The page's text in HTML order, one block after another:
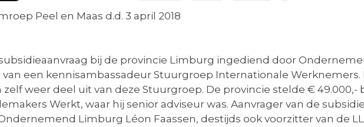
Peel en Maas d.d. 3 april 2018
bij de provincie Limburg ingediend door
een kennisambassadeur Stuurgroep Internationale Werknemers.
weer deel uit van deze Stuurgroep. De provincie stelde € 49.000,-
Werkt, waar hij senior adviseur was. Aanvrager van de
Limburg Léon Faassen, destijds ook voorzitter van de